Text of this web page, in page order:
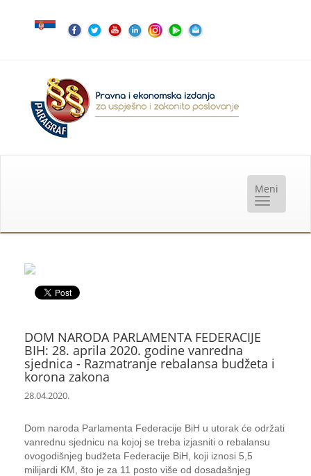
DOM NARODA PARLAMENTA FEDERACIJE
BIH: 28. aprila 2020. godine vanredna
sjednica - Razmatranje rebalansa budžeta i
korona zakona
28.04.2020.
Dom naroda Parlamenta Federacije BiH u utorak će održati
vanrednu sjednicu na kojoj se treba izjasniti o rebalansu
ovogodišnjeg budžeta Federacije BiH, koji iznosi 5,5
milijardi KM, što je za 11 posto više od dosadašnjeg